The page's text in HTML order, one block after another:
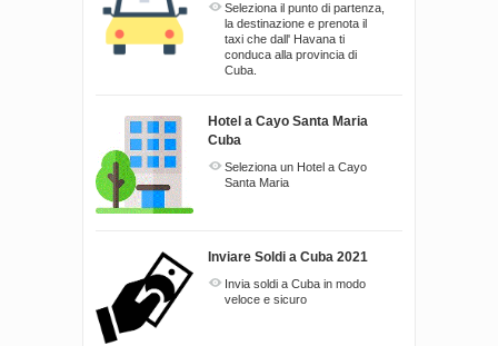
Seleziona il punto di partenza,
la destinazione e prenota il
taxi che dall' Havana ti
conduca alla provincia di
Cuba.
Hotel a Cayo Santa Maria
Cuba
Seleziona un Hotel a Cayo
Santa Maria
Inviare Soldi a Cuba 2021
Invia soldi a Cuba in modo
veloce e sicuro